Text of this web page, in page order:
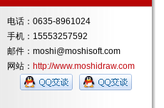
电话：0635-8961024
手机：15553257592
邮件：moshi@moshisoft.com
网站： http://www.moshidraw.com